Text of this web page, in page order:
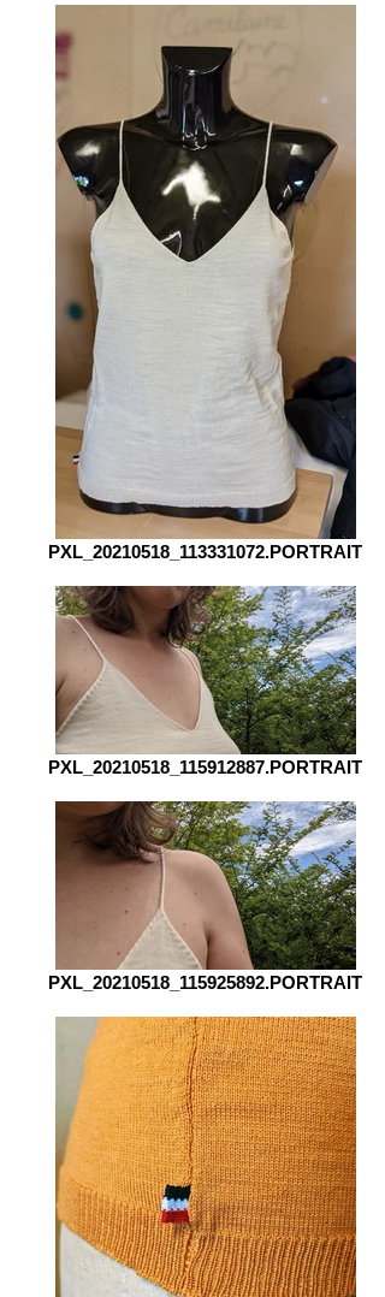
PXL_20210518_113331072.PORTRAIT
PXL_20210518_115912887.PORTRAIT
PXL_20210518_115925892.PORTRAIT